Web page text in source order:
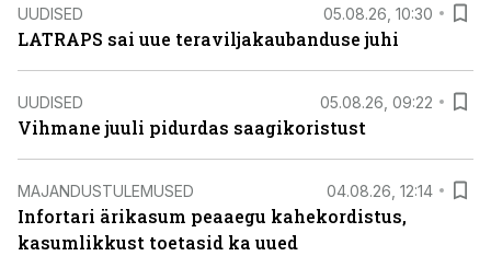
UUDISED 05.08.26, 10:30
LATRAPS sai uue teraviljakaubanduse juhi
UUDISED 05.08.26, 09:22
Vihmane juuli pidurdas saagikoristust
MAJANDUSTULEMUSED 04.08.26, 12:14
Infortari ärikasum peaaegu kahekordistus,
kasumlikkust toetasid ka uued